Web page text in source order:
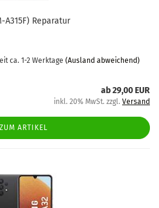
​A315F) Re­pa­ra­tur
ca. 1-2 Werktage (Ausland abweichend)
ab 29,00 EUR
inkl. 20% MwSt. zzgl. Versand
ZUM ARTIKEL